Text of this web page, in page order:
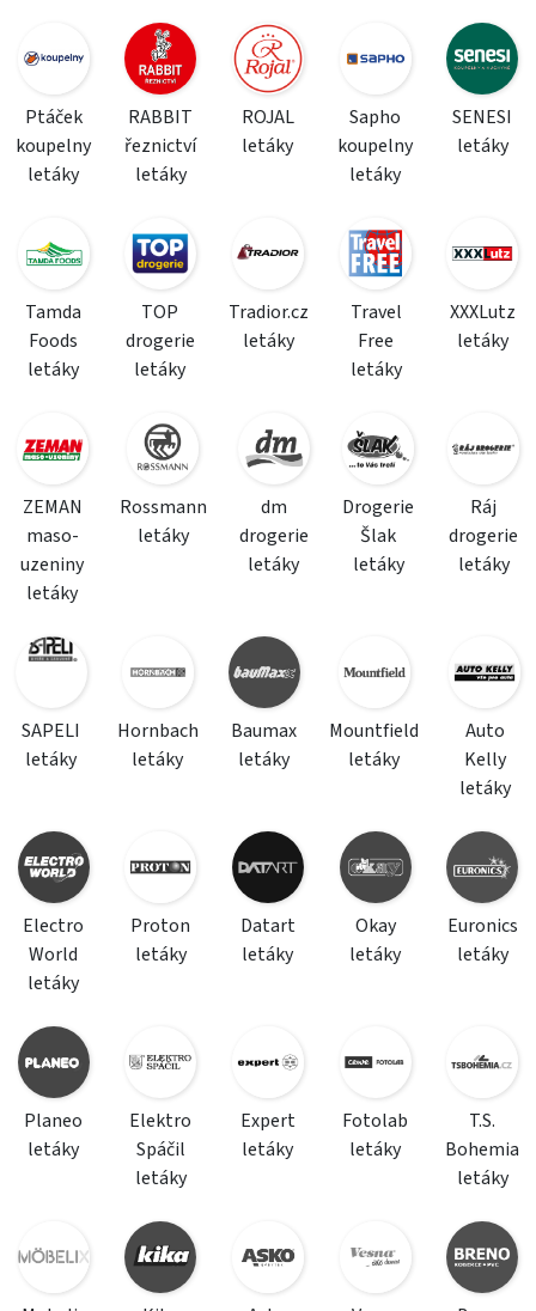
Ptáček
koupelny
letáky
RABBIT
řeznictví
letáky
ROJAL
letáky
Sapho
koupelny
letáky
SENESI
letáky
Tamda
Foods
letáky
TOP
drogerie
letáky
Tradior.cz
letáky
Travel
Free
letáky
XXXLutz
letáky
ZEMAN
maso-
uzeniny
letáky
Rossmann
letáky
dm
drogerie
letáky
Drogerie
Šlak
letáky
Ráj
drogerie
letáky
SAPELI
letáky
Hornbach
letáky
Baumax
letáky
Mountfield
letáky
Auto
Kelly
letáky
Electro
World
letáky
Proton
letáky
Datart
letáky
Okay
letáky
Euronics
letáky
Planeo
letáky
Elektro
Spáčil
letáky
Expert
letáky
Fotolab
letáky
T.S.
Bohemia
letáky